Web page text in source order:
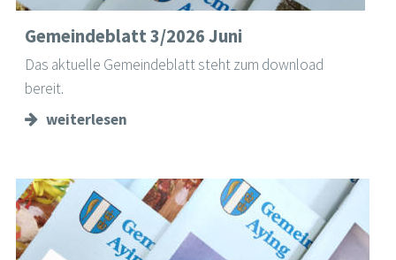
Gemeindeblatt 3/2026 Juni
Das aktuelle Gemeindeblatt steht zum download
bereit.
weiterlesen